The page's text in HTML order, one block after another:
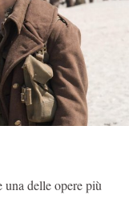
una delle opere più